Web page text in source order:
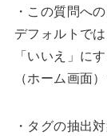
・この質問へ
デフォルトで
「いいえ」に
（ホーム画面
・タグの抽出